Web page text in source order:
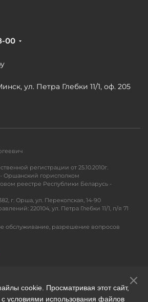
00
ул. Петра Глебки 11/1, оф. 205
регистрации от 25.10.2010г.
Оршанский горисполком
реестре Республики Беларусь -
г. Орша, ул. Перекопская, 14-90
220104, ул. Петра Глебки 11/1, п/я 71
обслуживание, разрешение вопросов
cookie. Просматривая этот сайт,
условиями использования файлов